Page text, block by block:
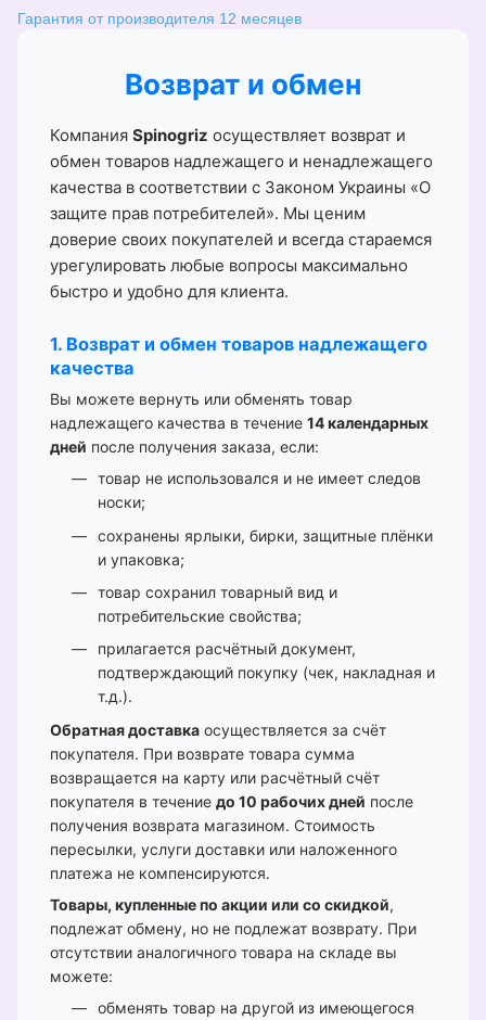
Гарантия от производителя 12 месяцев
Возврат и обмен
Компания Spinogriz осуществляет возврат и
обмен товаров надлежащего и ненадлежащего
качества в соответствии с Законом Украины «О
защите прав потребителей». Мы ценим
доверие своих покупателей и всегда стараемся
урегулировать любые вопросы максимально
быстро и удобно для клиента.
1. Возврат и обмен товаров надлежащего
качества
Вы можете вернуть или обменять товар
надлежащего качества в течение 14 календарных
дней после получения заказа, если:
товар не использовался и не имеет следов
носки;
сохранены ярлыки, бирки, защитные плёнки
и упаковка;
товар сохранил товарный вид и
потребительские свойства;
прилагается расчётный документ,
подтверждающий покупку (чек, накладная и
т.д.).
Обратная доставка осуществляется за счёт
покупателя. При возврате товара сумма
возвращается на карту или расчётный счёт
покупателя в течение до 10 рабочих дней после
получения возврата магазином. Стоимость
пересылки, услуги доставки или наложенного
платежа не компенсируются.
Товары, купленные по акции или со скидкой,
подлежат обмену, но не подлежат возврату. При
отсутствии аналогичного товара на складе вы
можете:
обменять товар на другой из имеющегося